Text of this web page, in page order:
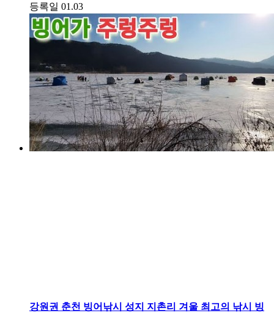
등록일 01.03
강원권 춘천 빙어낚시 성지 지촌리 겨울 최고의 낚시 빙